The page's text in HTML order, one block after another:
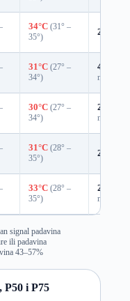
34°C (31° –
35°)
24%
31°C (27° –
34°)
43%
mm)
30°C (27° –
34°)
29%
mm)
31°C (28° –
35°)
20%
33°C (28° –
35°)
29%
mm)
signal padavina
ili padavina
43–57%
P50 i P75